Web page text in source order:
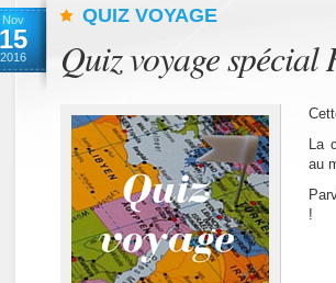
Nov
15
2016
QUIZ VOYAGE
Quiz voyage spécial
La
au
!